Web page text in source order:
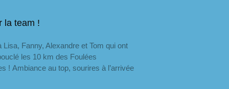
la team !
Lisa, Fanny, Alexandre et Tom qui ont
les 10 km des Foulées
! Ambiance au top, sourires à l’arrivée